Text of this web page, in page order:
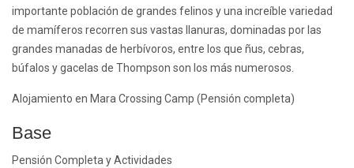
importante población de grandes felinos y una increíble variedad
de mamíferos recorren sus vastas llanuras, dominadas por las
grandes manadas de herbívoros, entre los que ñus, cebras,
búfalos y gacelas de Thompson son los más numerosos.
Alojamiento en Mara Crossing Camp (Pensión completa)
Base
Pensión Completa y Actividades